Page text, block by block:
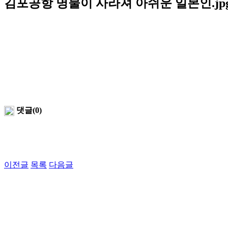
김포공항 명물이 사라져 아쉬운 일본인
댓글(0)
이전글 목록 다음글